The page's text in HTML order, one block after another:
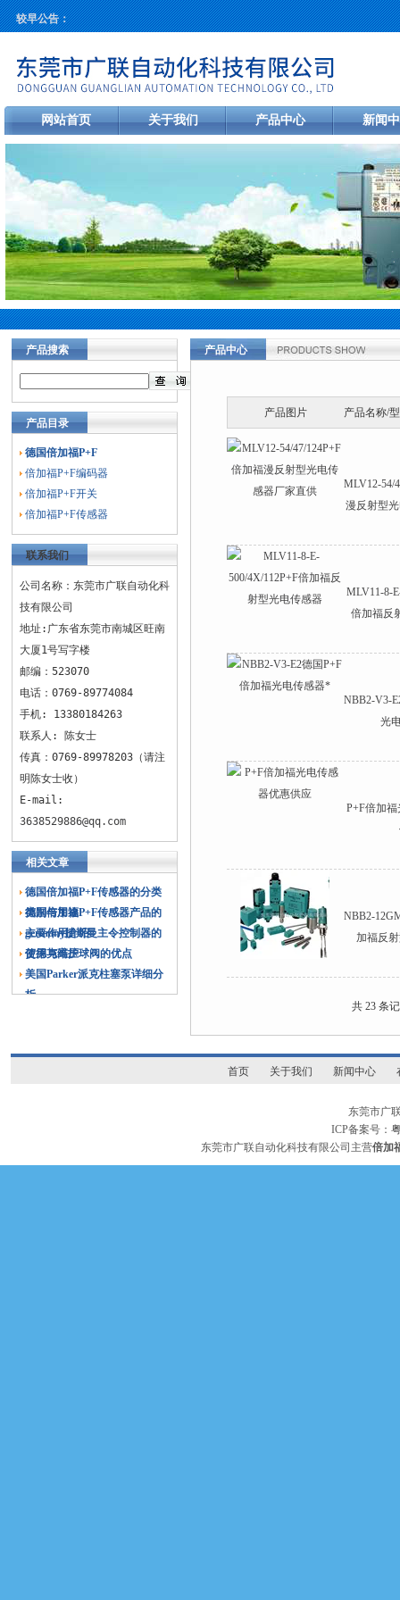
较早公告：
网站首页 关于我们 产品中心 新闻
产品搜索
产品目录
德国倍加福P+F
倍加福P+F编码器
倍加福P+F开关
倍加福P+F传感器
联系我们
公司名称：东莞市广联自动化科
技有限公司
地址:广东省东莞市南城区旺南
大厦1号写字楼
邮编：523070
电话：0769-89774084
手机: 13380184263
联系人: 陈女士
传真：0769-89978203（请注
明陈女士收）
E-mail:
3638529886@qq.com
相关文章
德国倍加福P+F传感器的分类
类别与用途
德国倍加福P+F传感器产品的
主要作用介绍
germany捷斯曼主令控制器的
使用与维护
贺德克高压球阀的优点
美国Parker派克柱塞泵详细分
析
产品中心
产品图片 产品名称/
MLV12-54/
漫反射型
MLV11-8-
倍加福反
NBB2-V3-
光
P+F倍加
NBB2-
加福反
共 23 条
首页 关于我们 新闻中心
东莞市广
ICP备案号：
东莞市广联自动化科技有限公司主营倍加